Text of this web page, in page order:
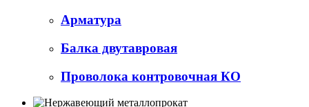
Арматура
Балка двутавровая
Проволока контровочная КО